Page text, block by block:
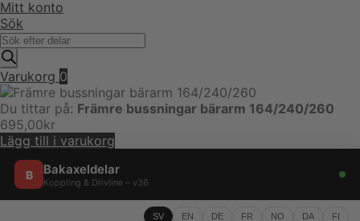
Mitt konto
Sök
Produktsökning
Varukorg 0
Du tittar på: Främre bussningar bärarm 164/240/260
695,00kr
Lägg till i varukorg
B Bakaxeldelar
Koppling & Drivline – v36
SV EN DE FR NO DA FI